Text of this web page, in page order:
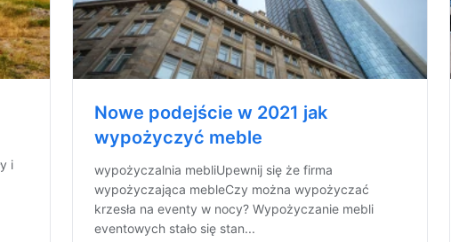
i
Nowe podejście w 2021 jak
wypożyczyć meble
wypożyczalnia mebliUpewnij się że firma
wypożyczająca mebleCzy można wypożyczać
krzesła na eventy w nocy? Wypożyczanie mebli
eventowych stało się stan...